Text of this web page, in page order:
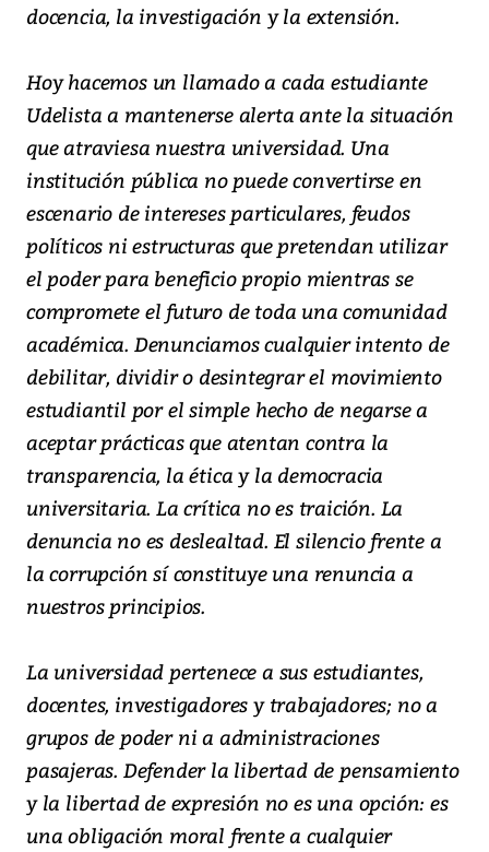
docencia, la investigación y la extensión.
Hoy hacemos un llamado a cada estudiante
Udelista a mantenerse alerta ante la situación
que atraviesa nuestra universidad. Una
institución pública no puede convertirse en
escenario de intereses particulares, feudos
políticos ni estructuras que pretendan utilizar
el poder para beneficio propio mientras se
compromete el futuro de toda una comunidad
académica. Denunciamos cualquier intento de
debilitar, dividir o desintegrar el movimiento
estudiantil por el simple hecho de negarse a
aceptar prácticas que atentan contra la
transparencia, la ética y la democracia
universitaria. La crítica no es traición. La
denuncia no es deslealtad. El silencio frente a
la corrupción sí constituye una renuncia a
nuestros principios.
La universidad pertenece a sus estudiantes,
docentes, investigadores y trabajadores; no a
grupos de poder ni a administraciones
pasajeras. Defender la libertad de pensamiento
y la libertad de expresión no es una opción: es
una obligación moral frente a cualquier